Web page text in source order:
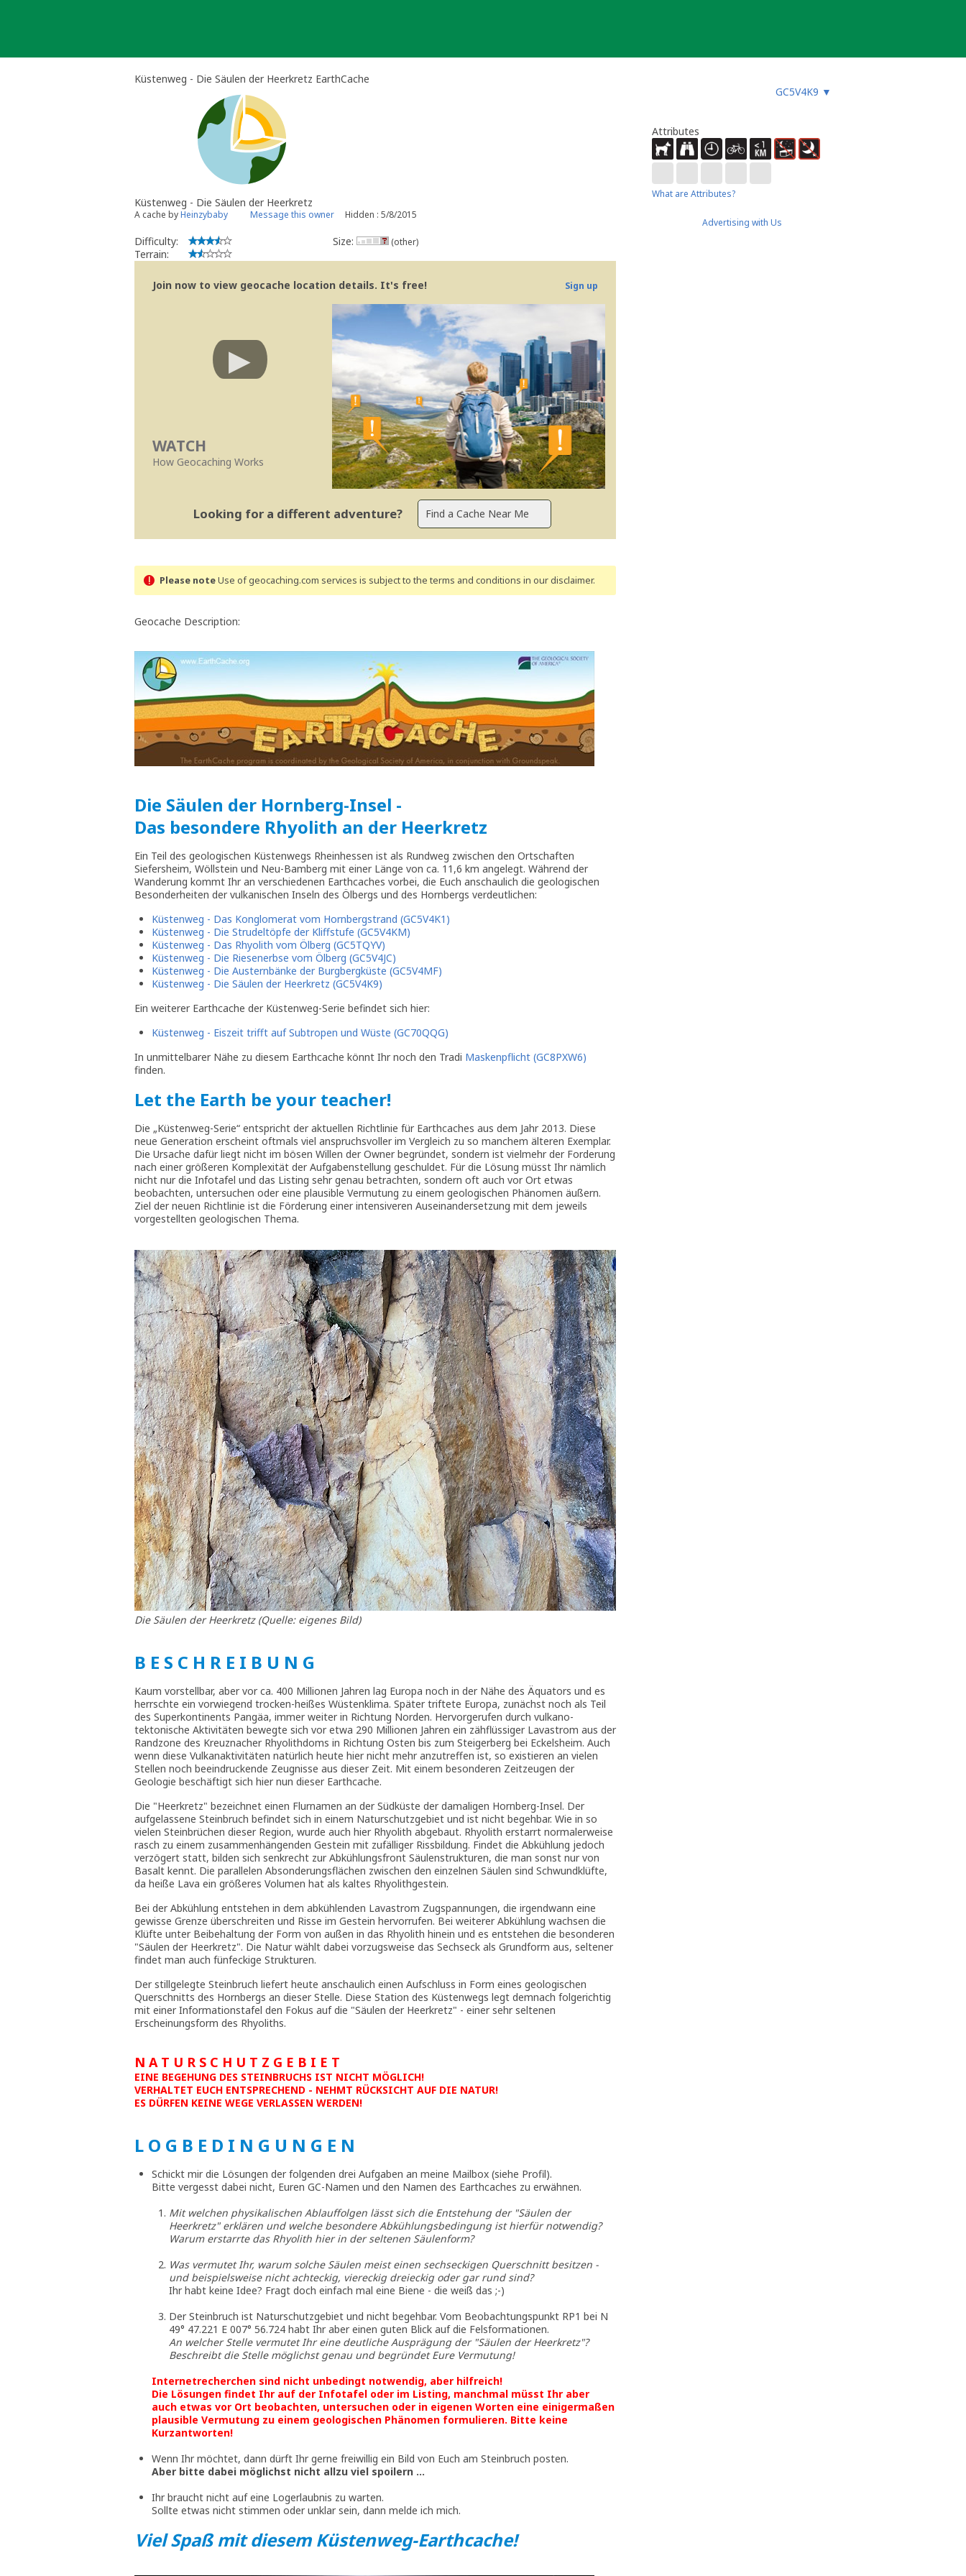
Küstenweg - Die Säulen der Heerkretz EarthCache
GC5V4K9 ▼
Küstenweg - Die Säulen der Heerkretz
A cache byHeinzybaby Message this owner Hidden : 5/8/2015
Difficulty:
Terrain:
Size: (other)
Join now to view geocache location details. It's free! Sign up
WATCH
How Geocaching Works
Looking for a different adventure?
Please noteUse of geocaching.com services is subject to the terms and conditions in our disclaimer.
Geocache Description:
Die Säulen der Hornberg-Insel -
Das besondere Rhyolith an der Heerkretz
Ein Teil des geologischen Küstenwegs Rheinhessen ist als Rundweg zwischen den Ortschaften
Siefersheim, Wöllstein und Neu-Bamberg mit einer Länge von ca. 11,6 km angelegt. Während der
Wanderung kommt Ihr an verschiedenen Earthcaches vorbei, die Euch anschaulich die geologischen
Besonderheiten der vulkanischen Inseln des Ölbergs und des Hornbergs verdeutlichen:
Küstenweg - Das Konglomerat vom Hornbergstrand (GC5V4K1)
Küstenweg - Die Strudeltöpfe der Kliffstufe (GC5V4KM)
Küstenweg - Das Rhyolith vom Ölberg (GC5TQYV)
Küstenweg - Die Riesenerbse vom Ölberg (GC5V4JC)
Küstenweg - Die Austernbänke der Burgbergküste (GC5V4MF)
Küstenweg - Die Säulen der Heerkretz (GC5V4K9)
Ein weiterer Earthcache der Küstenweg-Serie befindet sich hier:
Küstenweg - Eiszeit trifft auf Subtropen und Wüste (GC70QQG)
In unmittelbarer Nähe zu diesem Earthcache könnt Ihr noch den Tradi Maskenpflicht (GC8PXW6)
finden.
Let the Earth be your teacher!
Die „Küstenweg-Serie“ entspricht der aktuellen Richtlinie für Earthcaches aus dem Jahr 2013. Diese
neue Generation erscheint oftmals viel anspruchsvoller im Vergleich zu so manchem älteren Exemplar.
Die Ursache dafür liegt nicht im bösen Willen der Owner begründet, sondern ist vielmehr der Forderung
nach einer größeren Komplexität der Aufgabenstellung geschuldet. Für die Lösung müsst Ihr nämlich
nicht nur die Infotafel und das Listing sehr genau betrachten, sondern oft auch vor Ort etwas
beobachten, untersuchen oder eine plausible Vermutung zu einem geologischen Phänomen äußern.
Ziel der neuen Richtlinie ist die Förderung einer intensiveren Auseinandersetzung mit dem jeweils
vorgestellten geologischen Thema.
Die Säulen der Heerkretz (Quelle: eigenes Bild)
B E S C H R E I B U N G
Kaum vorstellbar, aber vor ca. 400 Millionen Jahren lag Europa noch in der Nähe des Äquators und es
herrschte ein vorwiegend trocken-heißes Wüstenklima. Später triftete Europa, zunächst noch als Teil
des Superkontinents Pangäa, immer weiter in Richtung Norden. Hervorgerufen durch vulkano-
tektonische Aktivitäten bewegte sich vor etwa 290 Millionen Jahren ein zähflüssiger Lavastrom aus der
Randzone des Kreuznacher Rhyolithdoms in Richtung Osten bis zum Steigerberg bei Eckelsheim. Auch
wenn diese Vulkanaktivitäten natürlich heute hier nicht mehr anzutreffen ist, so existieren an vielen
Stellen noch beeindruckende Zeugnisse aus dieser Zeit. Mit einem besonderen Zeitzeugen der
Geologie beschäftigt sich hier nun dieser Earthcache.
Die "Heerkretz" bezeichnet einen Flurnamen an der Südküste der damaligen Hornberg-Insel. Der
aufgelassene Steinbruch befindet sich in einem Naturschutzgebiet und ist nicht begehbar. Wie in so
vielen Steinbrüchen dieser Region, wurde auch hier Rhyolith abgebaut. Rhyolith erstarrt normalerweise
rasch zu einem zusammenhängenden Gestein mit zufälliger Rissbildung. Findet die Abkühlung jedoch
verzögert statt, bilden sich senkrecht zur Abkühlungsfront Säulenstrukturen, die man sonst nur von
Basalt kennt. Die parallelen Absonderungsflächen zwischen den einzelnen Säulen sind Schwundklüfte,
da heiße Lava ein größeres Volumen hat als kaltes Rhyolithgestein.
Bei der Abkühlung entstehen in dem abkühlenden Lavastrom Zugspannungen, die irgendwann eine
gewisse Grenze überschreiten und Risse im Gestein hervorrufen. Bei weiterer Abkühlung wachsen die
Klüfte unter Beibehaltung der Form von außen in das Rhyolith hinein und es entstehen die besonderen
"Säulen der Heerkretz". Die Natur wählt dabei vorzugsweise das Sechseck als Grundform aus, seltener
findet man auch fünfeckige Strukturen.
Der stillgelegte Steinbruch liefert heute anschaulich einen Aufschluss in Form eines geologischen
Querschnitts des Hornbergs an dieser Stelle. Diese Station des Küstenwegs legt demnach folgerichtig
mit einer Informationstafel den Fokus auf die "Säulen der Heerkretz" - einer sehr seltenen
Erscheinungsform des Rhyoliths.
N A T U R S C H U T Z G E B I E T
EINE BEGEHUNG DES STEINBRUCHS IST NICHT MÖGLICH!
VERHALTET EUCH ENTSPRECHEND - NEHMT RÜCKSICHT AUF DIE NATUR!
ES DÜRFEN KEINE WEGE VERLASSEN WERDEN!
L O G B E D I N G U N G E N
Schickt mir die Lösungen der folgenden drei Aufgaben an meine Mailbox (siehe Profil).
Bitte vergesst dabei nicht, Euren GC-Namen und den Namen des Earthcaches zu erwähnen.
Mit welchen physikalischen Ablauffolgen lässt sich die Entstehung der "Säulen der
Heerkretz" erklären und welche besondere Abkühlungsbedingung ist hierfür notwendig?
Warum erstarrte das Rhyolith hier in der seltenen Säulenform?
Was vermutet Ihr, warum solche Säulen meist einen sechseckigen Querschnitt besitzen -
und beispielsweise nicht achteckig, viereckig dreieckig oder gar rund sind?
Ihr habt keine Idee? Fragt doch einfach mal eine Biene - die weiß das ;-)
Der Steinbruch ist Naturschutzgebiet und nicht begehbar. Vom Beobachtungspunkt RP1 bei N
49° 47.221 E 007° 56.724 habt Ihr aber einen guten Blick auf die Felsformationen.
An welcher Stelle vermutet Ihr eine deutliche Ausprägung der "Säulen der Heerkretz"?
Beschreibt die Stelle möglichst genau und begründet Eure Vermutung!
Internetrecherchen sind nicht unbedingt notwendig, aber hilfreich!
Die Lösungen findet Ihr auf der Infotafel oder im Listing, manchmal müsst Ihr aber
auch etwas vor Ort beobachten, untersuchen oder in eigenen Worten eine einigermaßen
plausible Vermutung zu einem geologischen Phänomen formulieren. Bitte keine
Kurzantworten!
Wenn Ihr möchtet, dann dürft Ihr gerne freiwillig ein Bild von Euch am Steinbruch posten.
Aber bitte dabei möglichst nicht allzu viel spoilern ...
Ihr braucht nicht auf eine Logerlaubnis zu warten.
Sollte etwas nicht stimmen oder unklar sein, dann melde ich mich.
Viel Spaß mit diesem Küstenweg-Earthcache!
Attributes
What are Attributes?
Advertising with Us